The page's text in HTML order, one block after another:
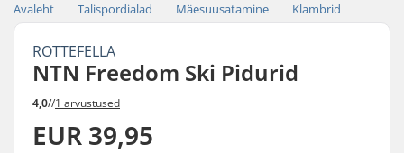
Avaleht Talispordialad Mäesuusatamine Klambrid
ROTTEFELLA
NTN Freedom Ski Pidurid
4,0//1 arvustused
EUR 39,95